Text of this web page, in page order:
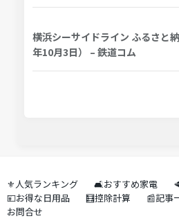
横浜シーサイドライン ふるさと
年10月3日） – 鉄道コム
⚜️人気ランキング 🛋️おすすめ家電
💴お得な日用品
🧮控除計算 📰記事
お問合せ